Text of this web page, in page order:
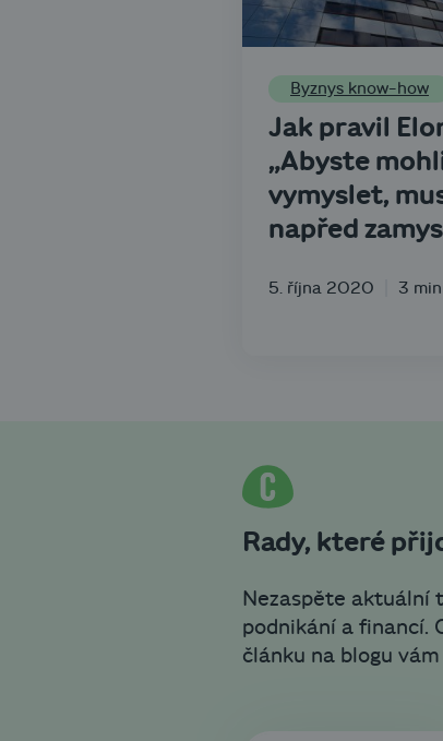
Byznys know-how
Jak pravil
„Abyste
vymyslet,
napřed
5. října 2020 3
Rady, které
Nezaspěte aktuální
podnikání a financí.
článku na blogu